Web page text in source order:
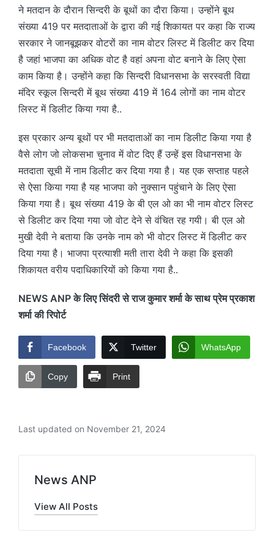
ने मतदान के दौरान सिन्दरी के बूथों का दौरा किया। उन्होंने बूथ
संख्या 419 पर मतदाताओं के द्वारा की गई शिकायत पर कहा कि राज्य
सरकार ने जानबूझकर वोटरों का नाम वोटर लिस्ट में डिलीट कर दिया
है जहां भाजपा का अधिक वोट है वहां अपना वोट बनाने के लिए ऐसा
काम किया है। उन्होंने कहा कि सिन्दरी विधानसभा के सरस्वती विद्या
मंदिर स्कूल सिन्दरी में बूथ संख्या 419 में 164 लोगों का नाम वोटर
लिस्ट में डिलीट किया गया है..
इस प्रकार अन्य बूथों पर भी मतदाताओं का नाम डिलीट किया गया है
वैसे लोग जो लोकसभा चुनाव में वोट दिए हैं उन्हें इस विधानसभा के
मतदाता सूची में नाम डिलीट कर दिया गया है। यह एक सप्ताह पहले
से ऐसा किया गया है यह भाजपा को नुक्सान पहुंचाने के लिए ऐसा
किया गया है। बूथ संख्या 419 के बी एल ओ का भी नाम वोटर लिस्ट
से डिलीट कर दिया गया जो वोट देने से वंचित रह गयी। बी एल ओ
मुखी देवी ने बताया कि उनके नाम को भी वोटर लिस्ट में डिलीट कर
दिया गया है। भाजपा प्रत्याशी मती तारा देवी ने कहा कि इसकी
शिकायत वरीय पदाधिकारियों को किया गया है..
NEWS ANP के लिए सिंदरी से राज कुमार शर्मा के साथ प्रेम प्रकाश
शर्मा की रिपोर्ट
Facebook Twitter WhatsApp
Copy Print
Last updated on November 21, 2024
News ANP
View All Posts